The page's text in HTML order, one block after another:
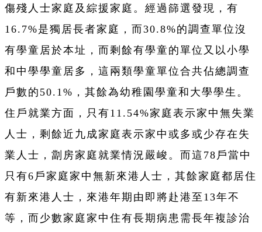
傷殘人士家庭及綜援家庭。經過篩選發現，有
16.7%是獨居長者家庭，而30.8%的調查單位沒
有學童居於本址，而剩餘有學童的單位又以小學
和中學學童居多，這兩類學童單位合共佔總調查
戶數的50.1%，其餘為幼稚園學童和大學學生。
住戶就業方面，只有11.54%家庭表示家中無失業
人士，剩餘近九成家庭表示家中或多或少存在失
業人士，劏房家庭就業情況嚴峻。而這78戶當中
只有6戶家庭家中無新來港人士，其餘家庭都居住
有新來港人士，來港年期由即將赴港至13年不
等，而少數家庭家中住有長期病患需長年複診治